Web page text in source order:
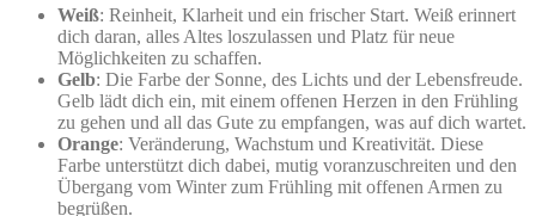
Weiß: Reinheit, Klarheit und ein frischer Start. Weiß erinnert
dich daran, alles Altes loszulassen und Platz für neue
Möglichkeiten zu schaffen.
Gelb: Die Farbe der Sonne, des Lichts und der Lebensfreude.
Gelb lädt dich ein, mit einem offenen Herzen in den Frühling
zu gehen und all das Gute zu empfangen, was auf dich wartet.
Orange: Veränderung, Wachstum und Kreativität. Diese
Farbe unterstützt dich dabei, mutig voranzuschreiten und den
Übergang vom Winter zum Frühling mit offenen Armen zu
begrüßen.